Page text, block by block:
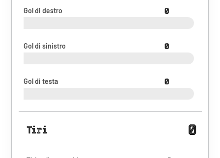
Gol di destro 0
Gol di sinistro 0
Gol di testa 0
Tiri 0